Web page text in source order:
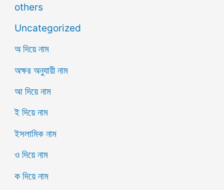
others
Uncategorized
অ দিয়ে নাম
অক্ষর অনুযায়ী নাম
আ দিয়ে নাম
ই দিয়ে নাম
ইসলামিক নাম
ও দিয়ে নাম
ক দিয়ে নাম